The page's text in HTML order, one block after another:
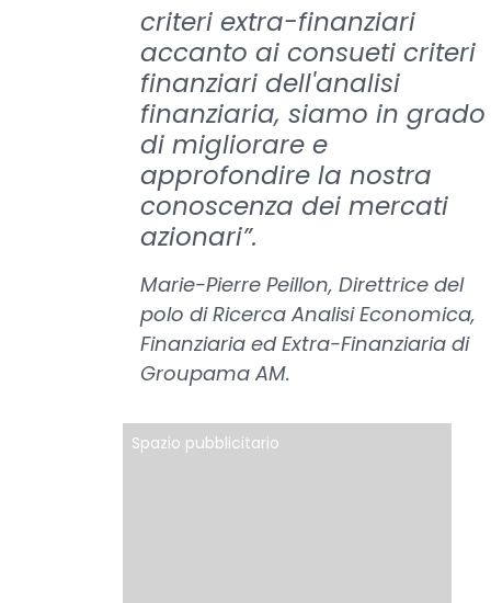
criteri extra-finanziari
accanto ai consueti criteri
finanziari dell'analisi
finanziaria, siamo in grado
di migliorare e
approfondire la nostra
conoscenza dei mercati
azionari”.
Marie-Pierre Peillon, Direttrice del
polo di Ricerca Analisi Economica,
Finanziaria ed Extra-Finanziaria di
Groupama AM.
Spazio pubblicitario